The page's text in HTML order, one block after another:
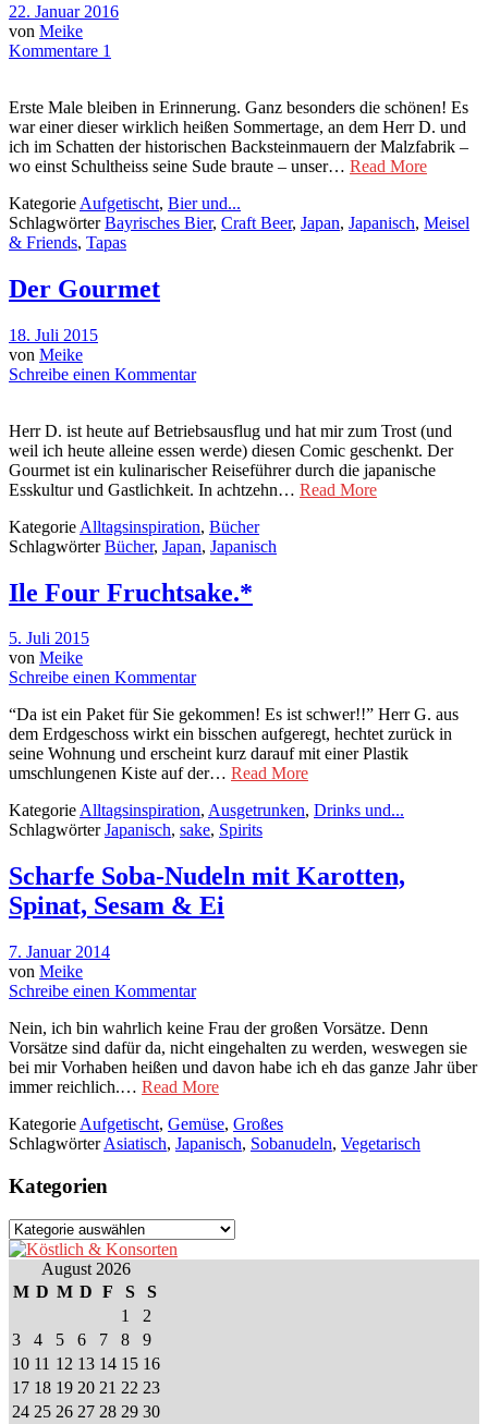
22. Januar 2016
von Meike
Kommentare 1
Erste Male bleiben in Erinnerung. Ganz besonders die schönen! Es
war einer dieser wirklich heißen Sommertage, an dem Herr D. und
ich im Schatten der historischen Backsteinmauern der Malzfabrik –
wo einst Schultheiss seine Sude braute – unser… Read More
Kategorie Aufgetischt, Bier und...
SchlagwörterBayrisches Bier, Craft Beer, Japan, Japanisch, Meisel
& Friends, Tapas
Der Gourmet
18. Juli 2015
von Meike
Schreibe einen Kommentar
Herr D. ist heute auf Betriebsausflug und hat mir zum Trost (und
weil ich heute alleine essen werde) diesen Comic geschenkt. Der
Gourmet ist ein kulinarischer Reiseführer durch die japanische
Esskultur und Gastlichkeit. In achtzehn… Read More
Kategorie Alltagsinspiration, Bücher
SchlagwörterBücher, Japan, Japanisch
Ile Four Fruchtsake.*
5. Juli 2015
von Meike
Schreibe einen Kommentar
“Da ist ein Paket für Sie gekommen! Es ist schwer!!” Herr G. aus
dem Erdgeschoss wirkt ein bisschen aufgeregt, hechtet zurück in
seine Wohnung und erscheint kurz darauf mit einer Plastik
umschlungenen Kiste auf der… Read More
KategorieAlltagsinspiration, Ausgetrunken, Drinks und...
SchlagwörterJapanisch, sake, Spirits
Scharfe Soba-Nudeln mit Karotten,
Spinat, Sesam & Ei
7. Januar 2014
von Meike
Schreibe einen Kommentar
Nein, ich bin wahrlich keine Frau der großen Vorsätze. Denn
Vorsätze sind dafür da, nicht eingehalten zu werden, weswegen sie
bei mir Vorhaben heißen und davon habe ich eh das ganze Jahr über
immer reichlich.… Read More
Kategorie Aufgetischt, Gemüse, Großes
SchlagwörterAsiatisch, Japanisch, Sobanudeln, Vegetarisch
Kategorien
Kategorien
August 2026
M D M D F S
S
1
2
3
4 5 6 7 8
9
10 11 12 13 14 15 16
17 18 19 20 21 22 23
24 25 26 27 28 29 30